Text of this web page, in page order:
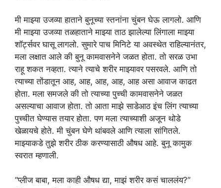
मी माझ्या उजव्या हाताने बुनूच्या स्तनांना चुंबन घेऊ लागलो. आणि
मी माझ्या उजव्या तळहाताने माझ्या ताठ झालेल्या लिंगाला माझ्या
शॉर्ट्सवर घासू लागलो. सुमारे पाच मिनिटे या अवस्थेत राहिल्यानंतर,
मला लक्षात आले की बुनू कामवासनेने जळत होता. तो सरळ उभा
राहू शकत नव्हता. त्याने त्याचे शरीर माझ्यावर पसरवले. आणि तो
त्याच्या तोंडातून आह, आह, आह, आह, आह असा आवाज काढत
होता. मला समजले की तो त्याच्या पुच्ची कामवासनेने जळत
असल्याचा आवाज होता. तो आता माझे साडेआठ इंच लिंग त्याच्या
पुच्चीत घेण्यास तयार होता. पण मला त्याच्याशी अजून थोडे
खेळायचे होते. मी चुंबन घेणे थांबवले आणि त्याला सांगितले.
माझ्याकडे तुझे शरीर ठीक करण्यासाठी औषध आहे. बुनू कामुक
स्वरात म्हणाली.
“प्लीज बाबा, मला काही औषध द्या, माझं शरीर कसं चाललंय?”